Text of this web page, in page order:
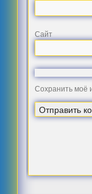
Сайт
Сохранить моё